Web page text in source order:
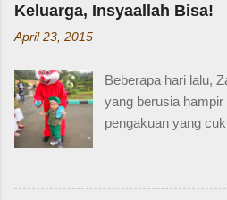
Keluarga, Insyaallah Bisa!
April 23, 2015
Beberapa hari lalu,
yang berusia
pengakuan yang
Zaidan: “Mi, waktu
ditinggal beli sayur